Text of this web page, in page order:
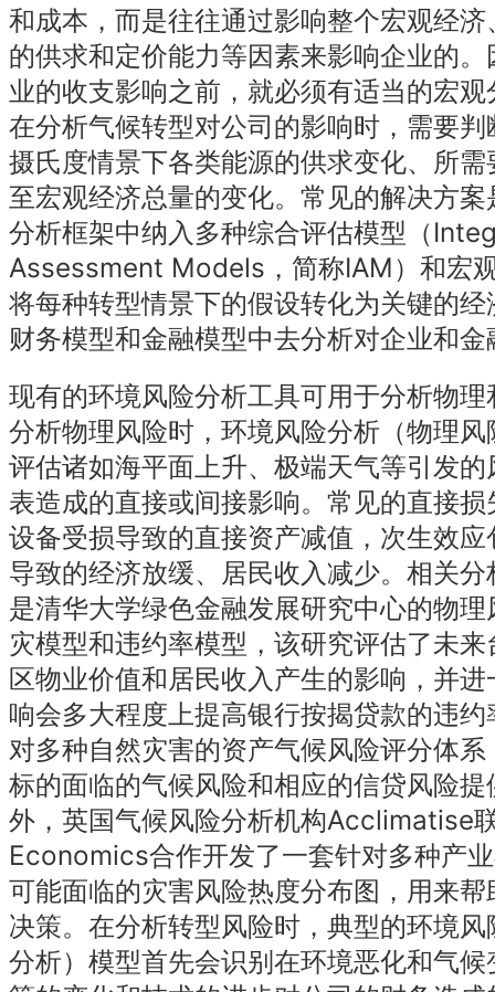
和成本，而是往往通过影响整个宏观经
的供求和定价能力等因素来影响企业的
业的收支影响之前，就必须有适当的宏
在分析气候转型对公司的影响时，需要
摄氏度情景下各类能源的供求变化、所
至宏观经济总量的变化。常见的解决方
分析框架中纳入多种综合评估模型（
Assessment Models，简称IAM）和宏
将每种转型情景下的假设转化为关键的
财务模型和金融模型中去分析对企业和
现有的环境风险分析工具可用于分析物
分析物理风险时，环境风险分析（物理
评估诸如海平面上升、极端天气等引发
表造成的直接或间接影响。常见的直接
设备受损导致的直接资产减值，次生效
导致的经济放缓、居民收入减少。相关
是清华大学绿色金融发展研究中心的物
灾模型和违约率模型，该研究评估了未
区物业价值和居民收入产生的影响，并
响会多大程度上提高银行按揭贷款的违
对多种自然灾害的资产气候风险评分体
标的面临的气候风险和相应的信贷风险
外，英国气候风险分析机构Acclimatise
Economics合作开发了一套针对多种产
可能面临的灾害风险热度分布图，用来
决策。在分析转型风险时，典型的环境
分析）模型首先会识别在环境恶化和气